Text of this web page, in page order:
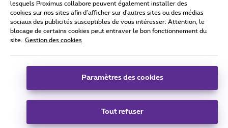
Tous droits réservés. © 2026
Conditions générales, info consommateur
Coordonnées de l’entreprise
Boulevard du Roi Albert II 27 - B-1030 Bruxelles.
lesquels Proximus collabore peuvent également installer des
cookies sur nos sites afin d’afficher sur d'autres sites ou des médias
sociaux des publicités susceptibles de vous intéresser. Attention, le
blocage de certains cookies peut entraver le bon fonctionnement du
site.
Gestion des cookies
Paramètres des cookies
Tout refuser